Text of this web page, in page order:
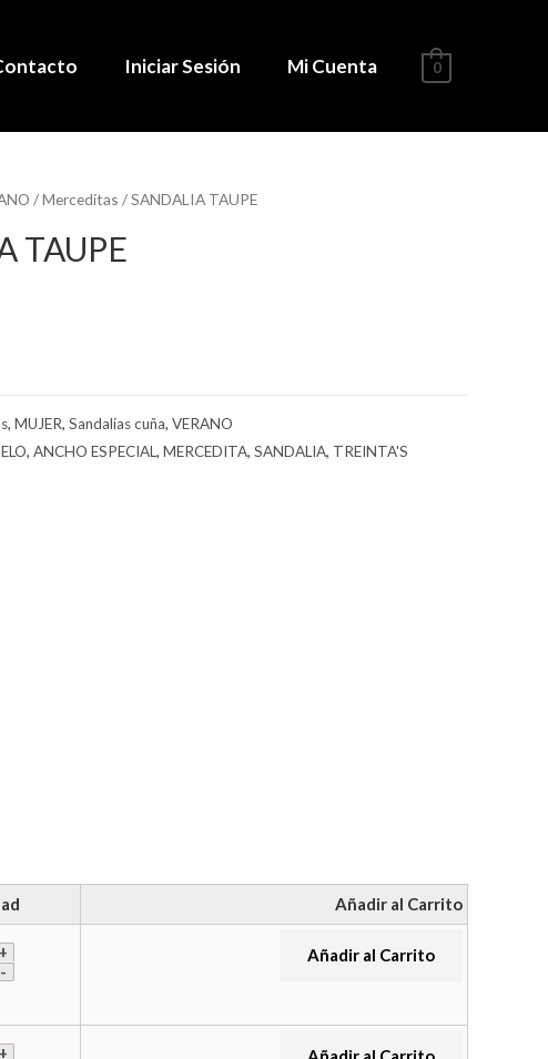
Iniciar Sesión Mi Cuenta 0
/Merceditas / SANDALIA TAUPE
TAUPE
, MUJER, Sandalias cuña, VERANO
, ANCHO ESPECIAL, MERCEDITA, SANDALIA, TREINTA'S
Añadir al Carrito
Añadir al Carrito